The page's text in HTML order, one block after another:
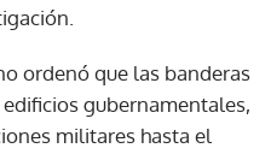
ordenó que las banderas
gubernamentales,
militares hasta el